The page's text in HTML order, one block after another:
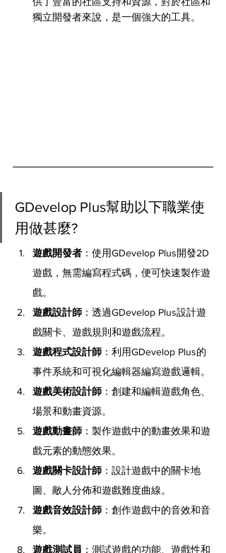
獨立開發者來說，是一個強大的工具。
GDevelop Plus幫助以下職業使
用做甚麼?
遊戲開發者 ：使用GDevelop Plus開發2D
遊戲，無需編寫程式碼，便可快速製作遊
戲。
遊戲設計師 ：透過GDevelop Plus設計遊
戲關卡、遊戲規則和遊戲流程。
遊戲程式設計師 ：利用GDevelop Plus的
事件系統和可視化編輯器編寫遊戲邏輯。
遊戲美術設計師 ：創建和編輯遊戲角色、
場景和動畫資源。
遊戲動畫師 ：製作遊戲中的動畫效果和遊
戲元素的動態效果。
遊戲關卡設計師 ：設計遊戲中的關卡地
圖、敵人分佈和遊戲難度曲線。
遊戲音效設計師 ：創作遊戲中的音效和音
樂。
遊戲測試員 ：測試遊戲的功能、遊戲性和